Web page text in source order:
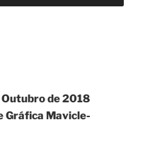
Outubro de 2018
Gráfica Mavicle-